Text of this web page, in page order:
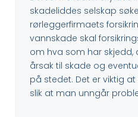
skadeliddes selskap
rørleggerfirmaets
vannskade skal
om hva som har skjedd,
årsak til skade og
på stedet. Det er viktig
slik at man unngår